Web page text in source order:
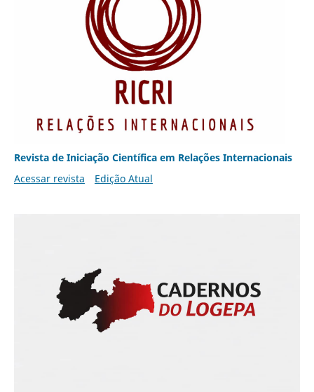
Revista de Iniciação Científica em Relações Internacionais
Acessar revista
Edição Atual